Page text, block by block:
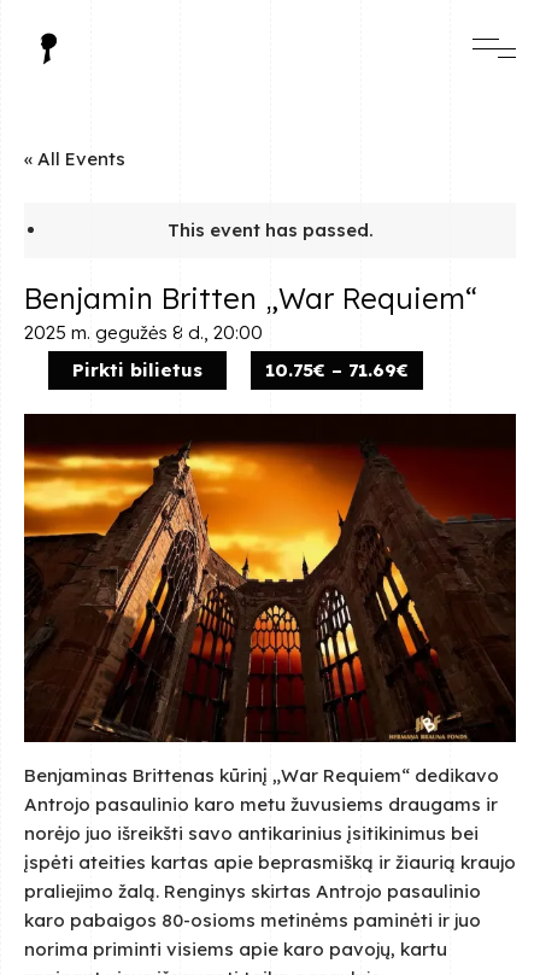
« All Events
This event has passed.
Benjamin Britten „War Requiem“
2025 m. gegužės 8 d., 20:00
10.75€ – 71.69€
Pirkti bilietus
Benjaminas Brittenas kūrinį „War Requiem“ dedikavo
Antrojo pasaulinio karo metu žuvusiems draugams ir
norėjo juo išreikšti savo antikarinius įsitikinimus bei
įspėti ateities kartas apie beprasmišką ir žiaurią kraujo
praliejimo žalą. Renginys skirtas Antrojo pasaulinio
karo pabaigos 80-osioms metinėms paminėti ir juo
norima priminti visiems apie karo pavojų, kartu